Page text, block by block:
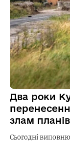
Два роки
злам
Сьогодні